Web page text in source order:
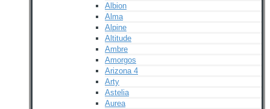
Albion
Alma
Alpine
Altitude
Ambre
Amorgos
Arizona 4
Arty
Astelia
Aurea